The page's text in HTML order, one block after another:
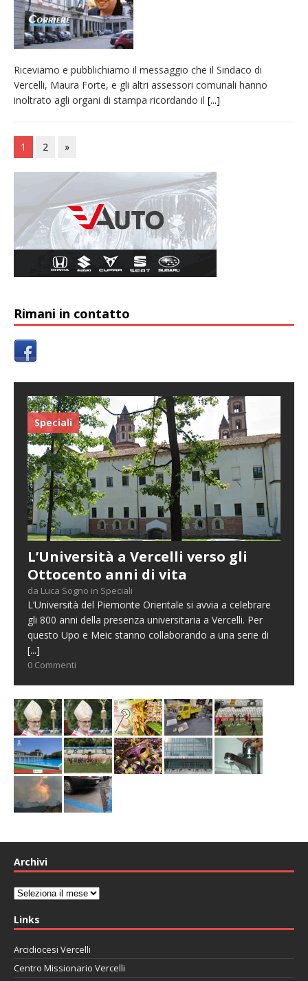
Riceviamo e pubblichiamo il messaggio che il Sindaco di
Vercelli, Maura Forte, e gli altri assessori comunali hanno
inoltrato agli organi di stampa ricordando il [...]
1 2 »
Rimani in contatto
Speciali
L’Università a Vercelli verso gli
Ottocento anni di vita
da Luca Sogno in Speciali
L’Università del Piemonte Orientale si avvia a celebrare
gli 800 anni della presenza universitaria a Vercelli. Per
questo Upo e Meic stanno collaborando a una serie di
[...]
0 Commenti
Archivi
Archivi
Links
Arcidiocesi Vercelli
Centro Missionario Vercelli